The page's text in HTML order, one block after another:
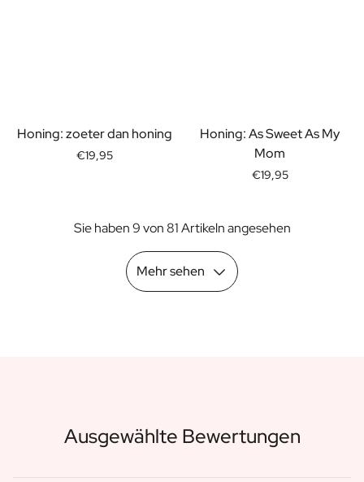
Uber Uns
Bewertungen
Honing: zoeter dan honing
€19,95
Honing: As Sweet As My
Mom
€19,95
Sie haben 9 von 81 Artikeln angesehen
Mehr sehen
Ausgewählte Bewertungen